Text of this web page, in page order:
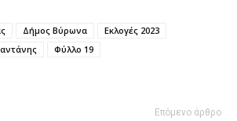
Δήμος Βύρωνα
Εκλογές 2023
Φύλλο 19
Επόμενο άρθρο